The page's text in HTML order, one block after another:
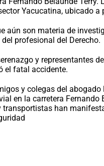
Yacucatina, ubicado
son materia de
profesional del Derecho.
y representantes
el fatal accidente.
y colegas del
en la carretera
han